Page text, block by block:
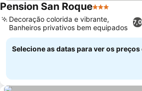
Pension San Roque3 Estrelas
7,0
Decoração colorida e vibrante,
Banheiros privativos bem equipados
Selecione as datas para ver os preços